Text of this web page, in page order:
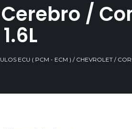
/
ECU ( PCM - ECM ) / CHEVROLET /